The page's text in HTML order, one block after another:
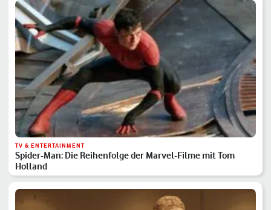
TV & ENTERTAINMENT
Spider-Man: Die Reihenfolge der Marvel-Filme mit Tom
Holland